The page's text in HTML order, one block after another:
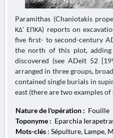
Paramithas (Chaniotakis
ΚΔ' ΕΠΚΑ) reports on
five first- to second-century
the north of this plot,
discovered (see ADelt 52
arranged in three groups,
contained single burials in
east (there are two examples
Nature de l'opération : Fouille
Toponyme : Eparchia
Mots-clés : Sépulture, Lampe,